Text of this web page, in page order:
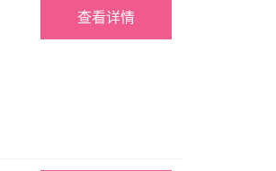
查看详情